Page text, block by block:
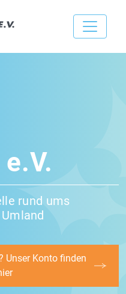
rund ums
Unser Konto finden